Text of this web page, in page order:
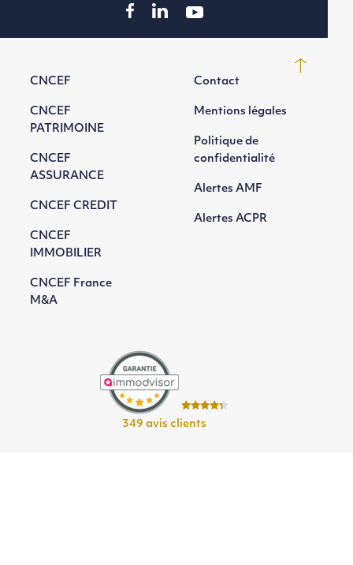
349 avis clients
CNCEF
CNCEF
PATRIMOINE
CNCEF
ASSURANCE
CNCEF CREDIT
CNCEF
IMMOBILIER
CNCEF France
M&A
Contact
Mentions légales
Politique de
confidentialité
Alertes AMF
Alertes ACPR